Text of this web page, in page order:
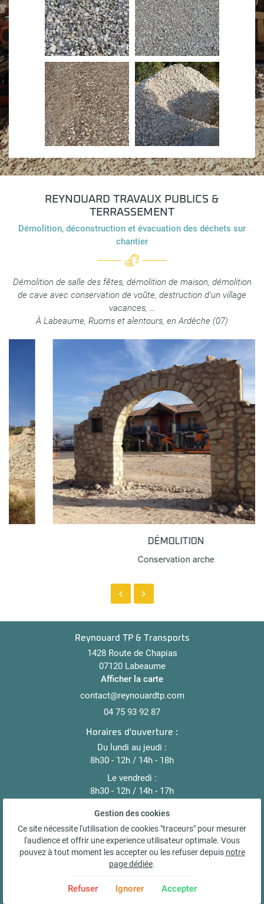
REYNOUARD TRAVAUX PUBLICS &
TERRASSEMENT
Démolition, déconstruction et évacuation des déchets sur
chantier
Démolition de salle des fêtes, démolition de maison, démolition
de cave avec conservation de voûte, destruction d’un village
vacances, …
À Labeaume, Ruoms et alentours, en Ardèche (07)
DÉMOLITION
Conservation arche
Reynouard TP & Transports
1428 Route de Chapias
07120 Labeaume
Afficher la carte
04 75 93 92 87
Horaires d'ouverture :
Du lundi au jeudi :
8h30 - 12h / 14h - 18h
Le vendredi :
8h30 - 12h / 14h - 17h
Samedi et dimanche : fermé
Mentions Légales
Conditions générales d'utilisation
Politique de confidentialité
Gestion des cookies
Ce site nécessite l'utilisation de cookies "traceurs" pour mesurer
l'audience et offrir une experience utilisateur optimale. Vous
pouvez à tout moment les accepter ou les refuser depuis notre
page dédiée.
Refuser Ignorer Accepter